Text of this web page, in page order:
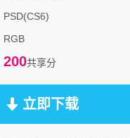
PSD(CS6)
RGB
200共享分
立即下载